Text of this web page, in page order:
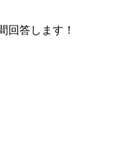
回答します！